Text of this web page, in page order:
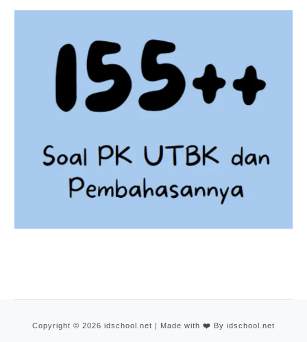
Copyright © 2026 idschool.net | Made with ❤️ By idschool.net